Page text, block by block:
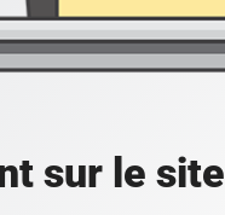
sur le site